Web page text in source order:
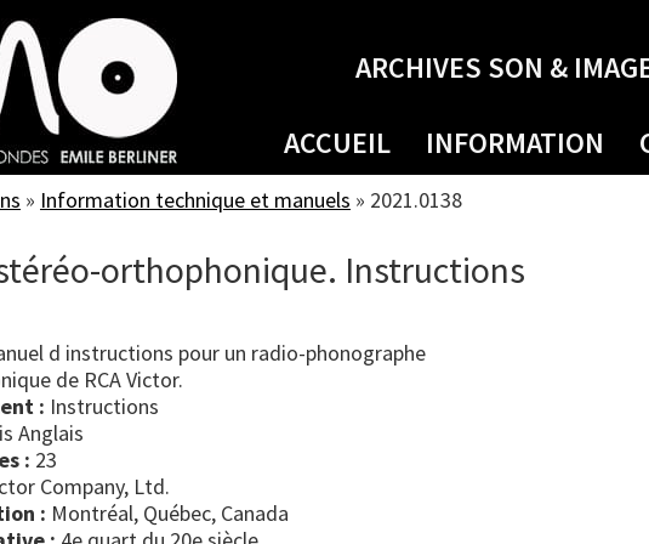
ARCHIVES SON &
ACCUEIL INFORMATION
» Information technique et manuels » 2021.0138
orthophonique. Instructions
d instructions pour un radio-phonographe
de RCA Victor.
: instructions
Anglais
: 23
Company, Ltd.
: Montréal, Québec, Canada